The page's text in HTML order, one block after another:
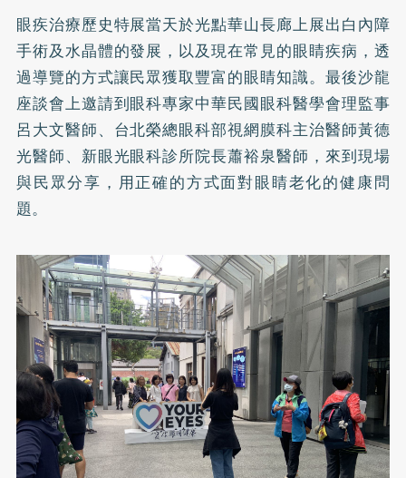
眼疾治療歷史特展當天於光點華山長廊上展出白內障
手術及水晶體的發展，以及現在常見的眼睛疾病，透
過導覽的方式讓民眾獲取豐富的眼睛知識。最後沙龍
座談會上邀請到眼科專家中華民國眼科醫學會理監事
呂大文醫師、台北榮總眼科部視網膜科主治醫師黃德
光醫師、新眼光眼科診所院長蕭裕泉醫師，來到現場
與民眾分享，用正確的方式面對眼睛老化的健康問
題。